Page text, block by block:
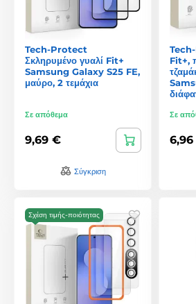
Tech-Protect
Σκληρυμένο γυαλί Fit+
Samsung Galaxy S25 FE,
μαύρο, 2 τεμάχια
Σε απόθεμα
9,69 €
Σύγκριση
Fit+,
Σε
Σχέση τιμής-ποιότητας